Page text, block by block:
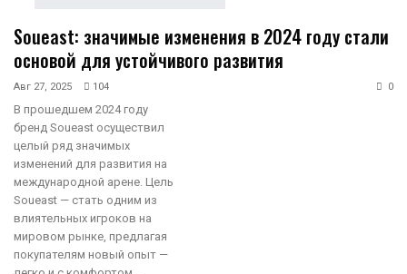
Soueast: значимые изменения в 2024 году стали
основой для устойчивого развития
Авг 27, 2025 104 0
В прошедшем 2024 году
бренд Soueast осуществил
целый ряд значимых
изменений для развития на
международной арене. Цель
Soueast — стать одним из
влиятельных игроков на
мировом рынке, предлагая
покупателям новый опыт —